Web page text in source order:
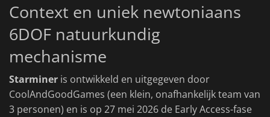
Context en uniek newtoniaans
6DOF natuurkundig
mechanisme
Starminer is ontwikkeld en uitgegeven door
CoolAndGoodGames (een klein, onafhankelijk team van
3 personen) en is op 27 mei 2026 de Early Access-fase